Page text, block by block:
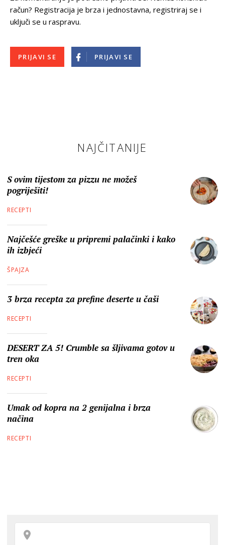
račun? Registracija je brza i jednostavna, registriraj se i
uključi se u raspravu.
PRIJAVI SE PRIJAVI SE
NAJČITANIJE
S ovim tijestom za pizzu ne možeš
pogriješiti!
RECEPTI
Najčešće greške u pripremi palačinki i kako
ih izbjeći
ŠPAJZA
3 brza recepta za prefine deserte u čaši
RECEPTI
DESERT ZA 5! Crumble sa šljivama gotov u
tren oka
RECEPTI
Umak od kopra na 2 genijalna i brza
načina
RECEPTI